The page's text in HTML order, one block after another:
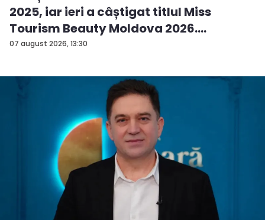
07 august 2026, 13:30
2025, iar ieri a câștigat titlul Miss
Tourism Beauty Moldova 2026.
Andreea...